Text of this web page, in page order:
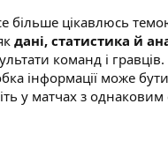
більше цікавлюсь
дані, статистика й
команд і
інформації може бути
у матчах з однаковим